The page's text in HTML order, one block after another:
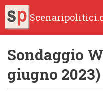
Sondaggio
giugno 2023)